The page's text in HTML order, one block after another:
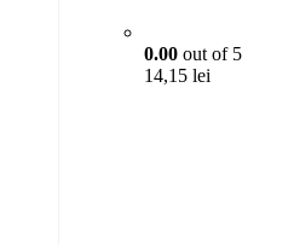
0.00 out of 5
14,15 lei